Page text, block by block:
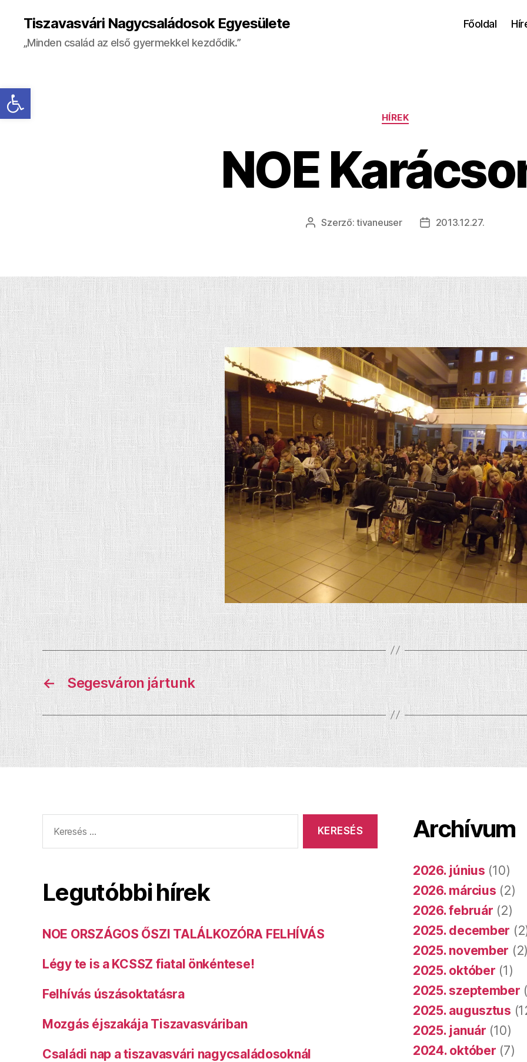
Eszköztár megnyitása
Tiszavasvári Nagycsaládosok Egyesülete
„Minden család az első gyermekkel kezdődik.”
Főoldal
Kategóriák
HÍREK
NOE
Bejegyzés
Szerző:tivaneuser
Bejegyzés
2013.12.27.
← Segesváron jártunk
Legutóbbi hírek
NOE ORSZÁGOS ŐSZI TALÁLKOZÓRA FELHÍVÁS
Légy te is a KCSSZ fiatal önkéntese!
Felhívás úszásoktatásra
Mozgás éjszakája Tiszavasváriban
Családi nap a tiszavasvári nagycsaládosoknál
Archívum
2026. június (10)
2026. március (2)
2026. február (2)
2025. december
2025. november (2)
2025. október (1)
2025. szeptember
2025. augusztus
2025. január (10)
2024. október (7)